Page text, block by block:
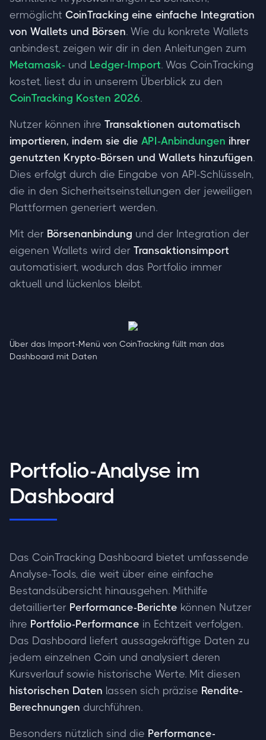
ermöglicht CoinTracking eine einfache Integration
von Wallets und Börsen. Wie du konkrete Wallets
anbindest, zeigen wir dir in den Anleitungen zum
Metamask- und Ledger-Import. Was CoinTracking
kostet, liest du in unserem Überblick zu den
CoinTracking Kosten 2026.
Nutzer können ihre Transaktionen automatisch
importieren, indem sie die API-Anbindungen ihrer
genutzten Krypto-Börsen und Wallets hinzufügen.
Dies erfolgt durch die Eingabe von API-Schlüsseln,
die in den Sicherheitseinstellungen der jeweiligen
Plattformen generiert werden.
Mit der Börsenanbindung und der Integration der
eigenen Wallets wird der Transaktionsimport
automatisiert, wodurch das Portfolio immer
aktuell und lückenlos bleibt.
Über das Import-Menü von CoinTracking füllt man das
Dashboard mit Daten
Portfolio-Analyse im
Dashboard
Das CoinTracking Dashboard bietet umfassende
Analyse-Tools, die weit über eine einfache
Bestandsübersicht hinausgehen. Mithilfe
detaillierter Performance-Berichte können Nutzer
ihre Portfolio-Performance in Echtzeit verfolgen.
Das Dashboard liefert aussagekräftige Daten zu
jedem einzelnen Coin und analysiert deren
Kursverlauf sowie historische Werte. Mit diesen
historischen Daten lassen sich präzise Rendite-
Berechnungen durchführen.
Besonders nützlich sind die Performance-